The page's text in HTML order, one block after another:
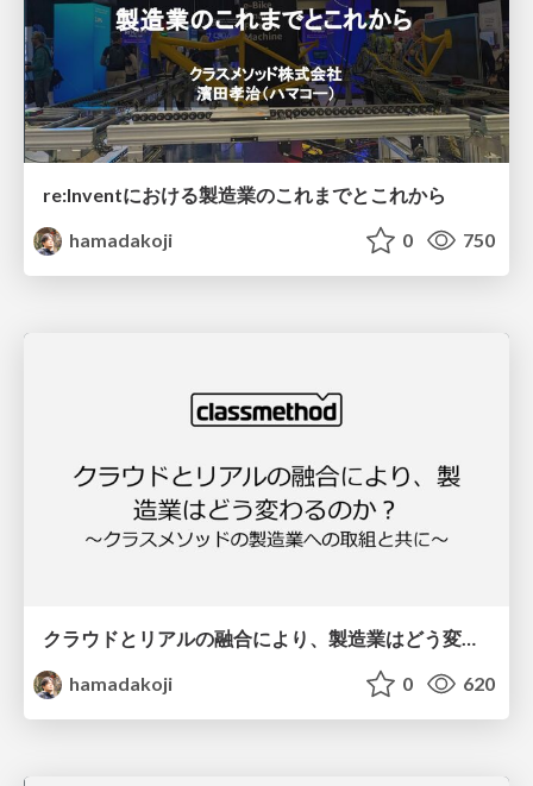
re:Inventにおける製造業のこれまでとこれから
hamadakoji
0 750
hamadakoji
0 620